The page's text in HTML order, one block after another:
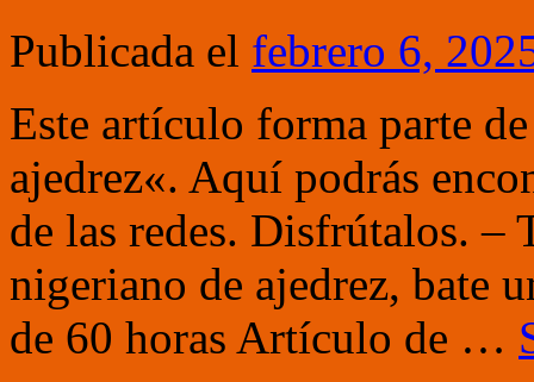
Publicada el febrero 6,
Este artículo forma parte
ajedrez«. Aquí podrás
de las redes. Disfrútalos. –
nigeriano de ajedrez, bate
de 60 horas Artículo de …